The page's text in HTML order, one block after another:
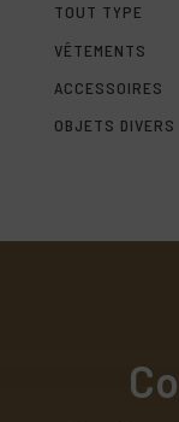
TOUT TYPE
VÊTEMENTS
ACCESSOIRES
OBJETS DIVERS